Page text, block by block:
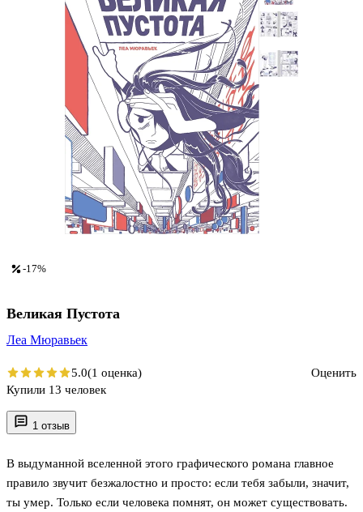
1 отзыв
В выдуманной вселенной этого графического романа главное
правило звучит безжалостно и просто: если тебя забыли, значит,
ты умер. Только если человека помнят, он может существовать.
-17%
Великая Пустота
Леа Мюравьек
5.0(1 оценка)
Оценить
Купили 13 человек